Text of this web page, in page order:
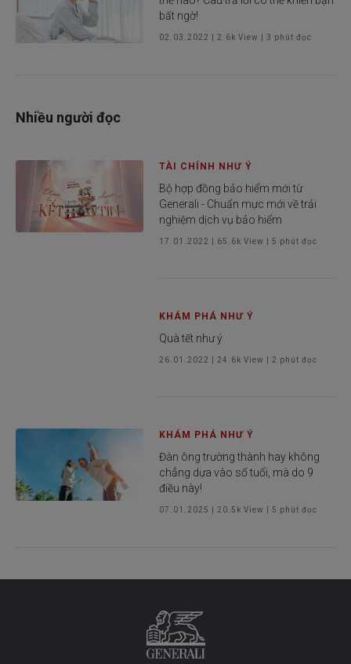
bất ngờ!
02.03.2022 2.6k View |3 phút đọc
Nhiều người đọc
TÀI CHÍNH NHƯ Ý
Bộ hợp đồng bảo hiểm mới từ
Generali - Chuẩn mực mới về trải
nghiệm dịch vụ bảo hiểm
17.01.2022 65.6k View |5 phút đọc
KHÁM PHÁ NHƯ Ý
Quà tết như ý
26.01.2022 |24.6k View |2 phút đọc
KHÁM PHÁ NHƯ Ý
Đàn ông trường thành hay không
chẳng dựa vào số tuổi, mà do 9
điều này!
07.01.2025 |20.5k View |5 phút đọc